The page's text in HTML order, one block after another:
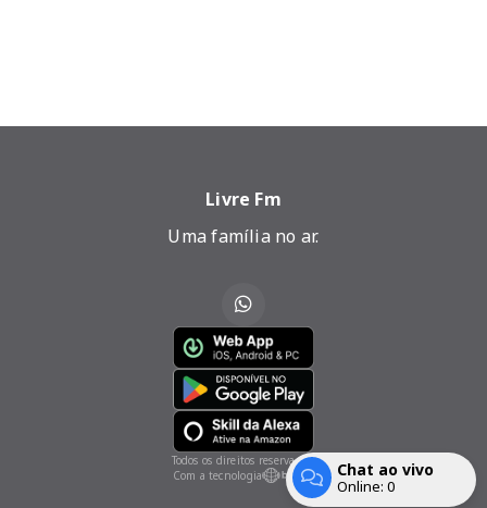
Livre Fm
Uma família no ar.
Todos os direitos reservados.
Com a tecnologia
Chat ao vivo
Online: 0